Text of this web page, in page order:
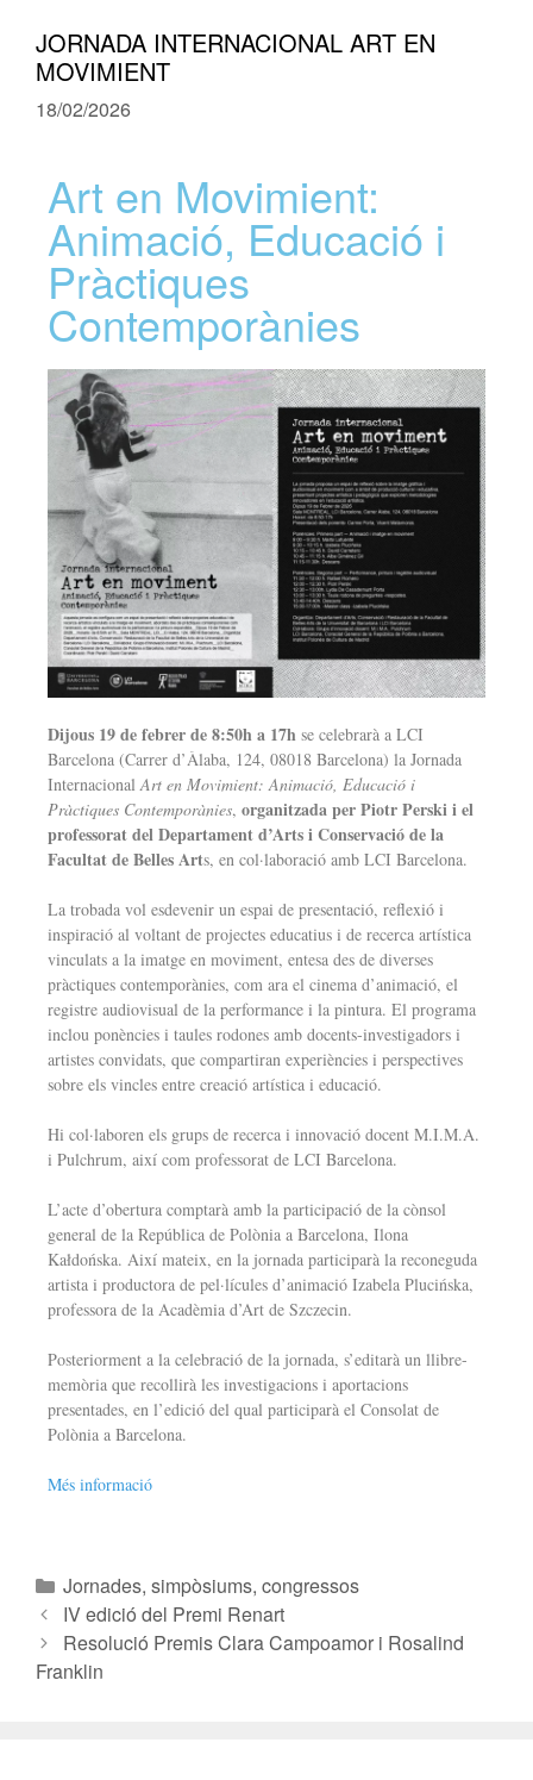
JORNADA INTERNACIONAL ART EN
MOVIMIENT
18/02/2026
Art en Movimient:
Animació, Educació i
Pràctiques
Contemporànies
Dijous 19 de febrer de 8:50h a 17h se celebrarà a LCI
Barcelona (Carrer d’Àlaba, 124, 08018 Barcelona) la Jornada
InternacionalArt en Movimient: Animació, Educació i
Pràctiques Contemporànies, organitzada per Piotr Perski i el
professorat del Departament d’Arts i Conservació de la
Facultat de Belles Arts, en col·laboració amb LCI Barcelona.
La trobada vol esdevenir un espai de presentació, reflexió i
inspiració al voltant de projectes educatius i de recerca artística
vinculats a la imatge en moviment, entesa des de diverses
pràctiques contemporànies, com ara el cinema d’animació, el
registre audiovisual de la performance i la pintura. El programa
inclou ponències i taules rodones amb docents-investigadors i
artistes convidats, que compartiran experiències i perspectives
sobre els vincles entre creació artística i educació.
Hi col·laboren els grups de recerca i innovació docent M.I.M.A.
i Pulchrum, així com professorat de LCI Barcelona.
L’acte d’obertura comptarà amb la participació de la cònsol
general de la República de Polònia a Barcelona, Ilona
Kałdońska. Així mateix, en la jornada participarà la reconeguda
artista i productora de pel·lícules d’animació Izabela Plucińska,
professora de la Acadèmia d’Art de Szczecin.
Posteriorment a la celebració de la jornada, s’editarà un llibre-
memòria que recollirà les investigacions i aportacions
presentades, en l’edició del qual participarà el Consolat de
Polònia a Barcelona.
Més informació
Jornades, simpòsiums, congressos
IV edició del Premi Renart
Resolució Premis Clara Campoamor i Rosalind
Franklin